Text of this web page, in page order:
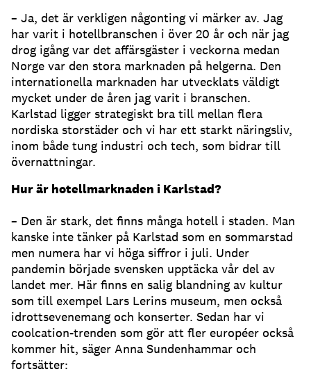
– Ja, det är verkligen någonting vi märker av. Jag
har varit i hotellbranschen i över 20 år och när jag
drog igång var det affärsgäster i veckorna medan
Norge var den stora marknaden på helgerna. Den
internationella marknaden har utvecklats väldigt
mycket under de åren jag varit i branschen.
Karlstad ligger strategiskt bra till mellan flera
nordiska storstäder och vi har ett starkt näringsliv,
inom både tung industri och tech, som bidrar till
övernattningar.
Hur är hotellmarknaden i Karlstad?
– Den är stark, det finns många hotell i staden. Man
kanske inte tänker på Karlstad som en sommarstad
men numera har vi höga siffror i juli. Under
pandemin började svensken upptäcka vår del av
landet mer. Här finns en salig blandning av kultur
som till exempel Lars Lerins museum, men också
idrottsevenemang och konserter. Sedan har vi
coolcation-trenden som gör att fler européer också
kommer hit, säger Anna Sundenhammar och
fortsätter: